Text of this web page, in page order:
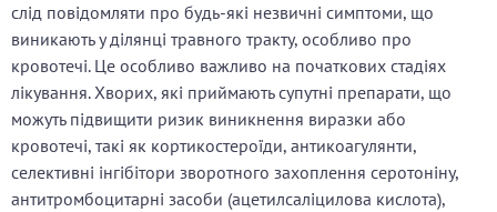
слід повідомляти про будь-які незвичні симптоми, що
виникають у ділянці травного тракту, особливо про
кровотечі. Це особливо важливо на початкових стадіях
лікування. Хворих, які приймають супутні препарати, що
можуть підвищити ризик виникнення виразки або
кровотечі, такі як кортикостероїди, антикоагулянти,
селективні інгібітори зворотного захоплення серотоніну,
антитромбоцитарні засоби (ацетилсаліцилова кислота),